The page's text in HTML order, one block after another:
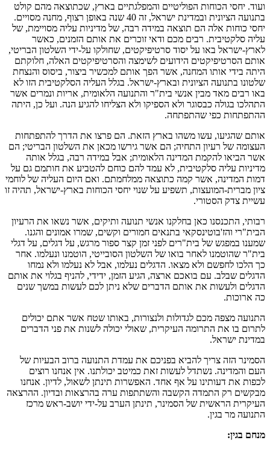
ועוד. יחסי הכוחות הפוליטיים והמפלגתיים בארץ, שכתוצאה מהם קולט
בתנועה הציונית ובמדינת ישראל, זה 40 שנה באופן רצוף, מחנה מסויים.
יחסי כוחות אלה הם תוצאה במידה רבה, של מדיניות עליה מסויימת, של
עליה סלקטיבית. רבים מכם ודאי זוכרים את אותם הזמנים, כאשר
לארץ-ישראל באו על יסוד סרטיפיקטים, שחולקו על-ידי השלטון הבריטי,
אותם הסרטיפיקטים הידועים לשימצה והסרטיפיקטים האלה, חלוקתם
היתה בידי אותו המחנה, אשר הפך אותם למכשיר ביצור, ביסוס והנצחת
שלטונו בתנועה הציונית ובארץ-ישראל. בגלל העליה הסלקטיבית הזו לא
באו רבים מאד מבין אנשי בית"ר והתנועה הלאומית, אריות ונמרים אשר
התהלכו בגולה כבסוגר ולא הספיקו ולא הצליחו להגיע הנה. ועל כן, היתה
ההתפתחות כפי שהתפתחה.
אותם שהגיעו, עשו משהו בארץ הזאת. הם פרצו את הדרך להתפתחות
העצומה של רעיון התחיה; הם אשר גירשו מכאן את השלטון הבריטי; הם
אשר הביאו להקמת המדינה הלאומית; אבל במידה רבה, בגלל אותה
מדיניות עליה סלקטיבית, לא עמד להם כוחם להטביע את חותמם גם על
דמות המדינה, אשר קמה כתוצאה ממלחמתם. ואם היום העליה של לוחמי
ציון מברית-המועצות, תשפיע על שנוי יחסי הכוחות בארץ-ישראל, תהיה זו
עשיית צדק הסטורי.
רבותי, התכנסנו כאן בחלקנו אנשי תנועה ותיקים, אשר נשאו את הרעיון
הבית"רי והז'בוטינסקאי בתנאים חמורים וקשים, שמרו אמונים והגנו.
שמענו במפגש של בית"רים לפני זמן קצר ספור מרגש, על דגלים, על דגלי
בית"ר שהוטמנו לאחר בואו של השלטון הסובייטי, הוטמנו ונעלמו. אחר
כך הלכו לחפשם ולא מצאו. הדגלים נעלמו, אבל לא נעלמו ולא נמחו
הדגלים שבלב. עם בואכם ארצה, הגיע הזמן, ידידי, להניף בגלוי את אותם
הדגלים ולעשות את אותם הדברים שלא ניתן לכם לעשות במשך שנים
כה ארוכות.
התנועה מצפה מכם לגדולות ולנצורות, באותו שטח אשר אתם יכולים
לתרום בו את התרומה העיקרית, שאולי יכולה לשנות את פני הדברים
במדינת ישראל.
הסמינר הזה צריך להביא בפניכם את עמדת התנועה ברוב הבעיות של
העם והמדינה. נשתדל לעשות זאת כמיטב יכולתנו. אין אנחנו רוצים
לכפות את דעותינו על אף אחד. האפשרות תינתן לשאול, לדיון. אנחנו
מבקשים רק התמדה הקשבה והשתתפות ערה בהרצאות ובדיון. ההרצאה
העיקרית הראשית של הסמינר, תינתן הערב על-ידי יושב-ראש מרכז
התנועה מר בגין.
מנחם בגין: